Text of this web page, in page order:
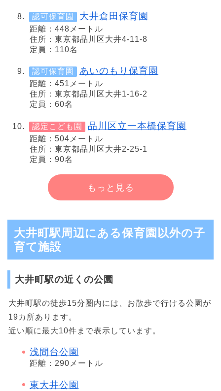
認可保育園 大井倉田保育園
距離：448メートル
住所：東京都品川区大井4-11-8
定員：110名
認可保育園 あいのもり保育園
距離：451メートル
住所：東京都品川区大井1-16-2
定員：60名
認定こども園 品川区立一本橋保育園
距離：504メートル
住所：東京都品川区大井2-25-1
定員：90名
もっと見る
大井町駅周辺にある保育園以外の子
育て施設
大井町駅の近くの公園
大井町駅の徒歩15分圏内には、お散歩で行ける公園が
19カ所あります。
近い順に最大10件まで表示しています。
浅間台公園
距離：290メートル
東大井公園